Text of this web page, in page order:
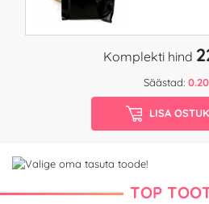
Komplekti hind
Säästad:
LISA
TOP